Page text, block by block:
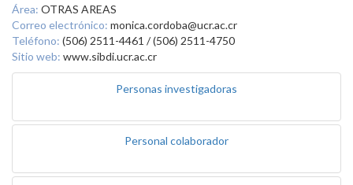
Área: OTRAS AREAS
Correo electrónico: monica.cordoba@ucr.ac.cr
Teléfono: (506) 2511-4461 / (506) 2511-4750
Sitio web: www.sibdi.ucr.ac.cr
Personas investigadoras
Personal colaborador